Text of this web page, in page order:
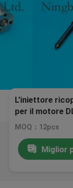
L'iniettore
per il motore
combustibile
MOQ：12pcs
Miglior